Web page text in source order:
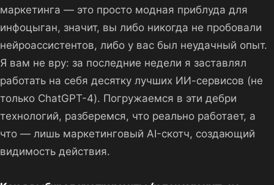
маркетинга — это просто модная приблуда для
инфоцыган, значит, вы либо никогда не пробовали
нейроассистентов, либо у вас был неудачный опыт.
Я вам не вру: за последние недели я заставлял
работать на себя десятку лучших ИИ-сервисов (не
только ChatGPT-4). Погружаемся в эти дебри
технологий, разберемся, что реально работает, а
что — лишь маркетинговый AI-скотч, создающий
видимость действия.